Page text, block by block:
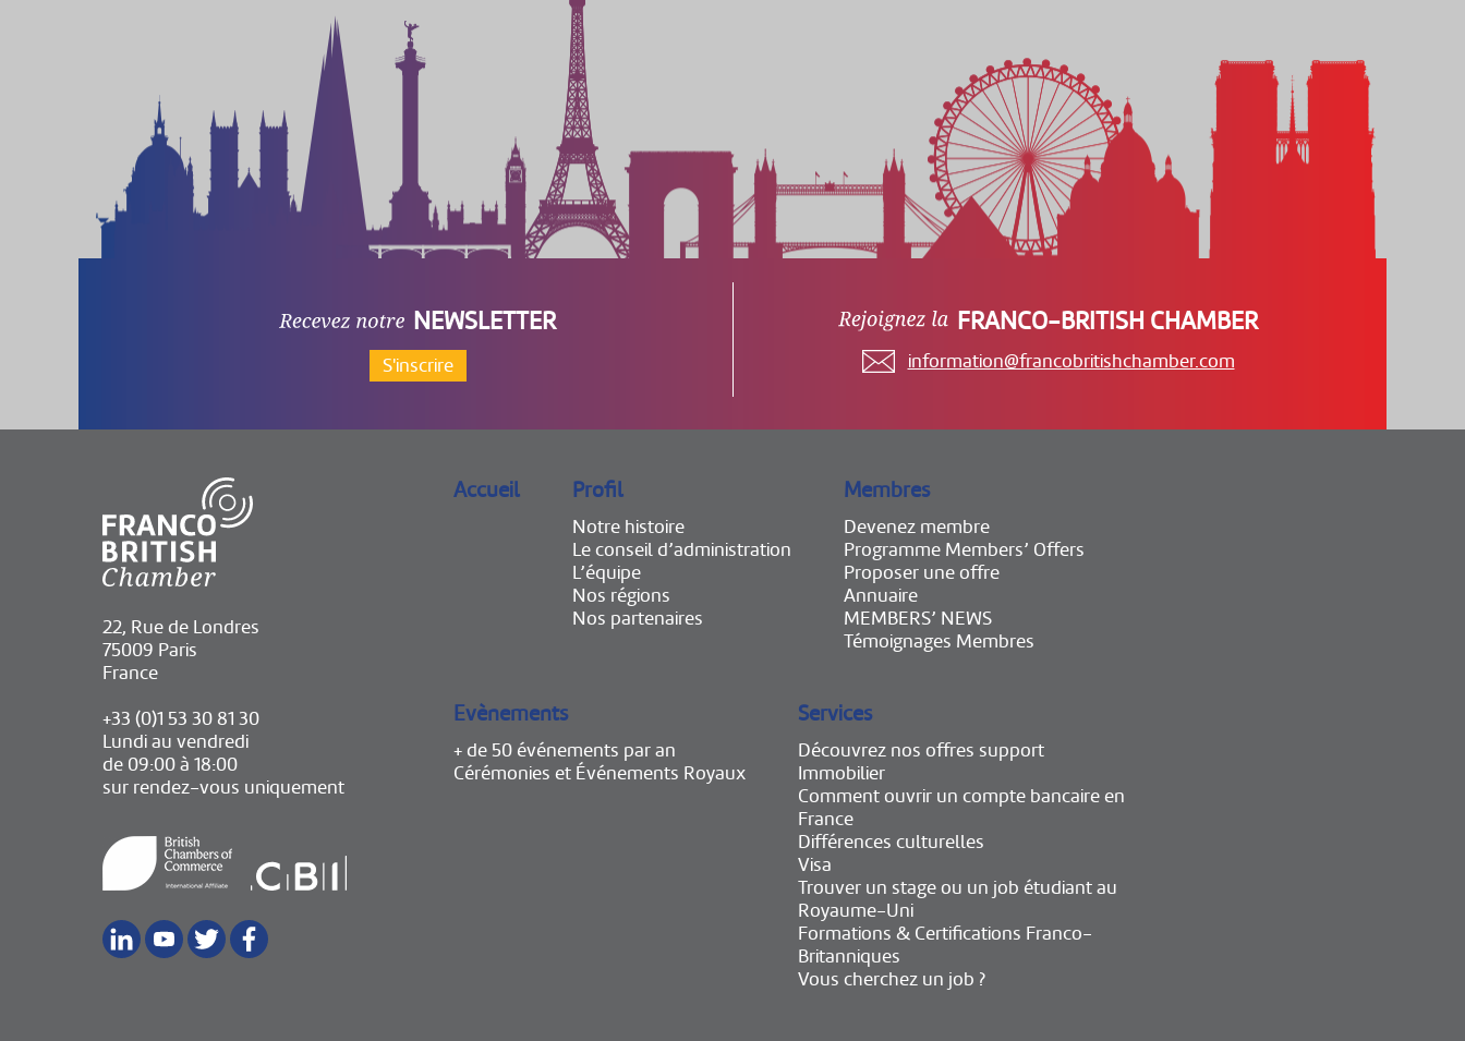
NEWSLETTER
S'inscrire
FRANCO-BRITISH CHAMBER
information@francobritishchamber.com
22, Rue de Londres
75009 Paris
France
+33 (0)1 53 30 81 30
Lundi au vendredi
de 09:00 à 18:00
sur rendez-vous uniquement
Accueil Profil
Notre histoire
Le conseil d’administration
L’équipe
Nos régions
Nos partenaires
Membres
Devenez membre
Programme Members’ Offers
Proposer une offre
Annuaire
MEMBERS’ NEWS
Témoignages Membres
Evènements
+ de 50 événements par an
Cérémonies et Événements Royaux
Services
Découvrez nos offres support
Immobilier
Comment ouvrir un compte bancaire en
France
Différences culturelles
Visa
Trouver un stage ou un job étudiant au
Royaume-Uni
Formations & Certifications Franco-
Britanniques
Vous cherchez un job ?